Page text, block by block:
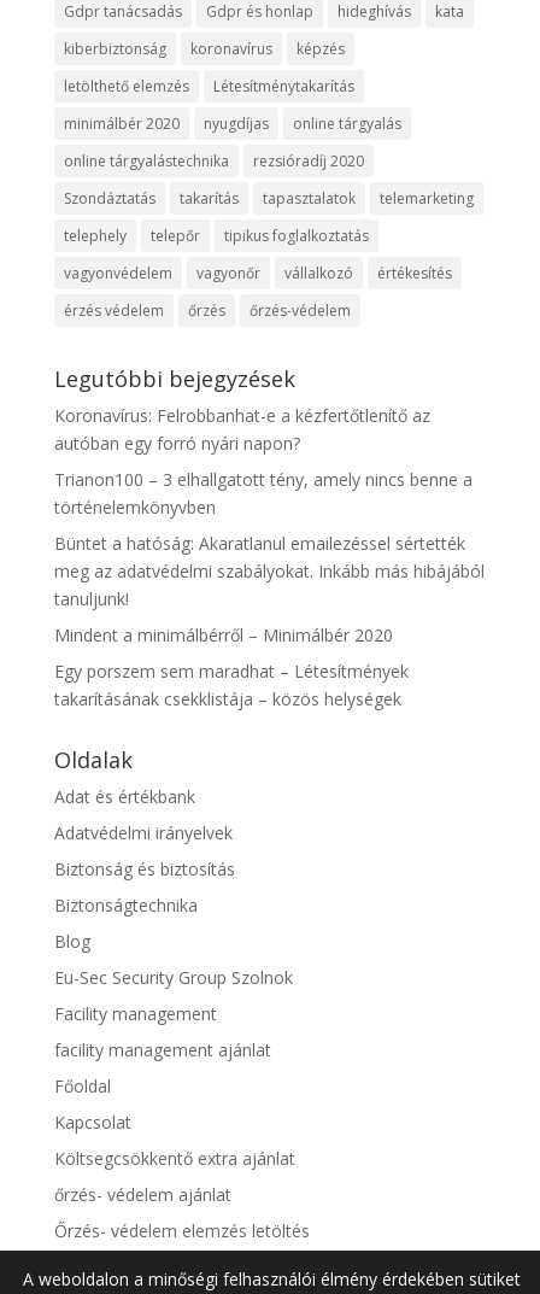
Gdpr tanácsadás
Gdpr és honlap hideghívás
kata
kiberbiztonság
koronavírus
képzés
letölthető elemzés
Létesítménytakarítás
minimálbér 2020
nyugdíjas
online tárgyalás
online tárgyalástechnika
rezsióradíj 2020
Szondáztatás
takarítás tapasztalatok
telemarketing
telephely
telepőr
tipikus foglalkoztatás
vagyonvédelem
vagyonőr vállalkozó
értékesítés
érzés védelem
őrzés őrzés-védelem
Legutóbbi bejegyzések
Koronavírus: Felrobbanhat-e a kézfertőtlenítő az
autóban egy forró nyári napon?
Trianon100 – 3 elhallgatott tény, amely nincs benne a
történelemkönyvben
Büntet a hatóság: Akaratlanul emailezéssel sértették
meg az adatvédelmi szabályokat. Inkább más hibájából
tanuljunk!
Mindent a minimálbérről – Minimálbér 2020
Egy porszem sem maradhat – Létesítmények
takarításának csekklistája – közös helységek
Oldalak
Adat és értékbank
Adatvédelmi irányelvek
Biztonság és biztosítás
Biztonságtechnika
Blog
Eu-Sec Security Group Szolnok
Facility management
facility management ajánlat
Főoldal
Kapcsolat
Költsegcsökkentő extra ajánlat
őrzés- védelem ajánlat
Őrzés- védelem elemzés letöltés
Őrzés-védelem
A weboldalon a minőségi felhasználói élmény érdekében sütiket